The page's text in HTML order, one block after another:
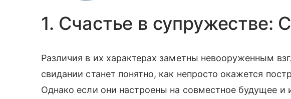
1. Счастье в супружестве:
Различия в их характерах заметны невооруженным
свидании станет понятно, как непросто окажется
Однако если они настроены на совместное будущее и